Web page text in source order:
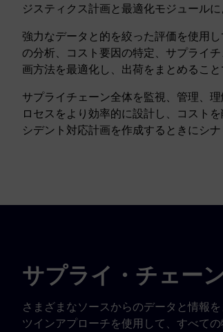
ジスティクス計画と最適化モジュール
強力なデータと的を絞った評価を使用
の分析、コスト要因の特定、サプライ
画方法を最適化し、出荷をまとめること
サプライチェーン全体を監視、管理、
ロセスをより効率的に設計し、コスト
シデント対応計画を作成するときにシ
サプライ・チェー
さまざまなソースからのデータと情報
ツインアプローチを使用して、すべて